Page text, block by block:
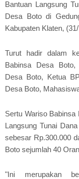
Bantuan Langsung
Desa Boto di
Kabupaten Klaten,
Turut hadir dalam
Babinsa Desa Boto,
Desa Boto, Ketua
Desa Boto,
Sertu Wariso
Langsung Tunai
sebesar Rp.300.000
Boto sejumlah 40
"Ini merupakan